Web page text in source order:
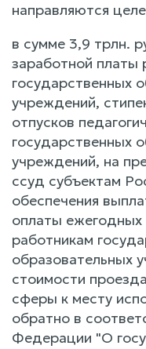
направляются
в сумме 3,9 трлн.
заработной платы
государственных
учреждений,
отпусков
государственных
учреждений, на
ссуд субъектам
обеспечения
оплаты ежегодных
работникам
образовательных
стоимости
сферы к месту
обратно в
Федерации "О